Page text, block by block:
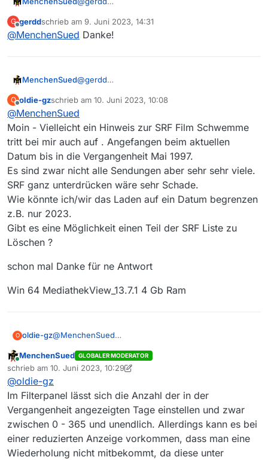
mehrmals stündlich neu angelegt werden,
vermutlich ein Versehen beim SRF. Derzeit hilft
G
Offline
gerddschrieb am 9. Juni 2023, 14:31
zuletzt editiert von
@MenchenSued Danke!
MenchenSued@gerdd
mehrmals stündlich neu angelegt werden,
vermutlich ein Versehen beim SRF. Derzeit hilft
nur das Blacklisten dieses Senders.
O
Offline
oldie-gzschrieb am 10. Juni 2023, 10:08
zuletzt editiert von
@MenchenSued
Moin - Vielleicht ein Hinweis zur SRF Film Schwemme
tritt bei mir auch auf . Angefangen beim aktuellen
Datum bis in die Vergangenheit Mai 1997.
Es sind zwar nicht alle Sendungen aber sehr sehr viele.
SRF ganz unterdrücken wäre sehr Schade.
Wie könnte ich/wir das Laden auf ein Datum begrenzen
z.B. nur 2023.
Gibt es eine Möglichkeit einen Teil der SRF Liste zu
Löschen ?
schon mal Danke für ne Antwort
Win 64 MediathekView_13.7.1 4 Gb Ram
O oldie-gz@MenchenSued
tritt bei mir auch auf . Angefangen beim aktuellen
Datum bis in die Vergangenheit Mai 1997.
Es sind zwar nicht alle Sendungen aber sehr sehr
viele.
Wie könnte ich/wir das Laden auf ein Datum
begrenzen z.B. nur 2023.
Gibt es eine Möglichkeit einen Teil der SRF Liste zu
Löschen ?
schon mal Danke für ne Antwort
Win 64 MediathekView_13.7.1 4 Gb Ram
Online
MenchenSued GLOBALER MODERATOR
schrieb am 10. Juni 2023, 10:29
zuletzt editiert von MenchenSued
@oldie-gz
Im Filterpanel lässt sich die Anzahl der in der
Vergangenheit angezeigten Tage einstellen und zwar
zwischen 0 - 365 und unendlich. Allerdings kann es bei
einer reduzierten Anzeige vorkommen, dass man eine
Wiederholung nicht mitbekommt, da diese unter